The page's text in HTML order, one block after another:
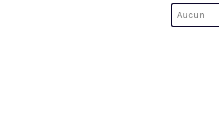
Trier par
Trier par
Trier par